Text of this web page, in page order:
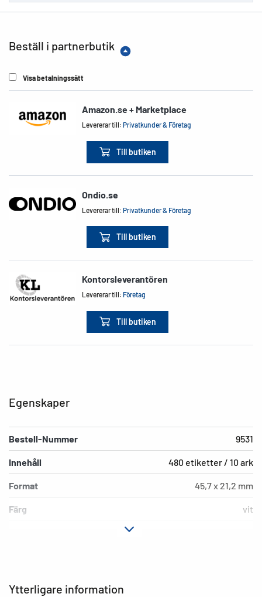
Beställ i partnerbutik
Visa betalningssätt
Amazon.se + Marketplace
Levererar till:Privatkunder & Företag
Till butiken
Ondio.se
Levererar till:Privatkunder & Företag
Till butiken
Kontorsleverantören
Levererar till: Företag
Till butiken
Ytterligare information
Egenskaper
Bestell-Nummer 9531
Innehåll 480 etiketter / 10 ark
Format 45,7 x 21,2 mm
Färg vit